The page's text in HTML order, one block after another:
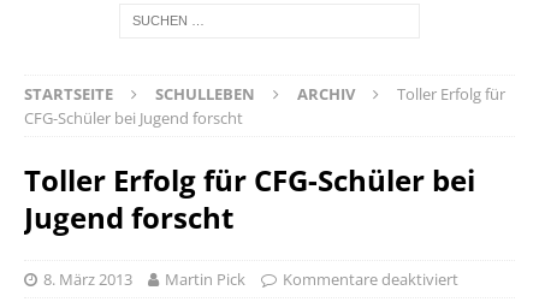
STARTSEITE SCHULLEBEN ARCHIV
Toller Erfolg für
CFG-Schüler bei Jugend forscht
Toller Erfolg für CFG-Schüler bei
Jugend forscht
8. März 2013 Martin Pick Kommentare deaktiviert